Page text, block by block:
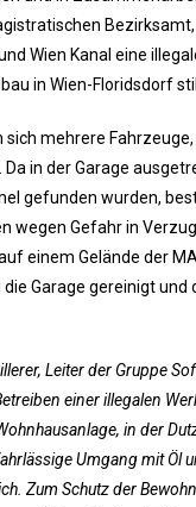
Wien Kanal eine
in Wien-Floridsdorf
sich mehrere
in der Garage
gefunden wurden,
wegen Gefahr in
einem Gelände der
Garage gereinigt und
Leiter der Gruppe
einer illegalen
in der
Umgang mit Öl
Zum Schutz der